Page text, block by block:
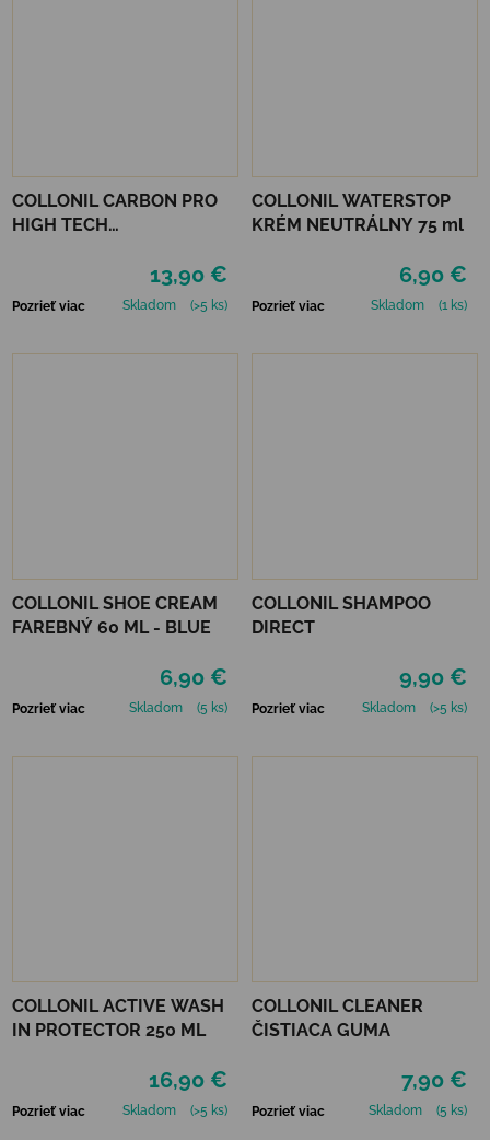
COLLONIL CARBON PRO
HIGH TECH
13,90 €
Pozrieť viac Skladom (>5 ks)
COLLONIL WATERSTOP
KRÉM NEUTRÁLNY 75 ml
6,90 €
Pozrieť viac Skladom (1 ks)
COLLONIL SHOE CREAM
FAREBNÝ 60 ML - BLUE
6,90 €
Pozrieť viac Skladom (5 ks)
COLLONIL SHAMPOO
DIRECT
9,90 €
Pozrieť viac Skladom (>5 ks)
COLLONIL ACTIVE WASH
IN PROTECTOR 250 ML
16,90 €
Pozrieť viac Skladom (>5 ks)
COLLONIL CLEANER
ČISTIACA GUMA
7,90 €
Pozrieť viac Skladom (5 ks)